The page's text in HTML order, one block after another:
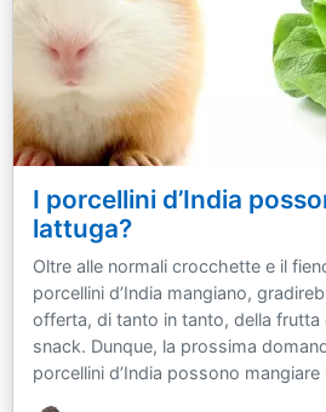
I porcellini d’India
lattuga?
Oltre alle normali crocchette e il
porcellini d’India mangiano,
offerta, di tanto in tanto, della
snack. Dunque, la prossima
porcellini d’India possono mangiare